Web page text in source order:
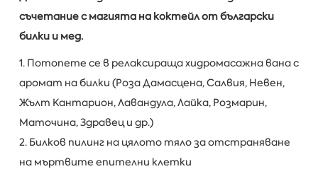
съчетание с магията на коктейл от български
билки и мед.
1. Потопете се в релаксираща хидромасажна вана с
аромат на билки (Роза Дамасцена, Салвия, Невен,
Жълт Кантарион, Лавандула, Лайкa, Розмарин,
Маточина, Здравец и др.)
2. Билков пилинг на цялото тяло за отстраняване
на мъртвите епителни клетки